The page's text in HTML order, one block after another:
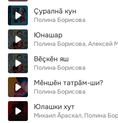
Çуралнă кун
Полина Борисова
Юнашар
Полина Борисова Алексей
Вĕçкĕн яш
Полина Борисова
Мĕншĕн татрăм-ши?
Полина Борисова
Юлашки хут
Михаил Ăраскал Полина